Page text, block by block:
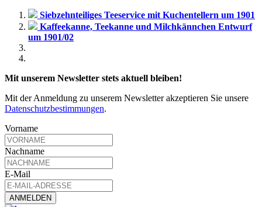
Siebzehnteiliges Teeservice mit Kuchentellern um 1901
Kaffeekanne, Teekanne und Milchkännchen Entwurf
um 1901/02
Mit unserem Newsletter stets aktuell bleiben!
Mit der Anmeldung zu unserem Newsletter akzeptieren Sie unsere
Datenschutzbestimmungen.
Vorname
Nachname
E-Mail